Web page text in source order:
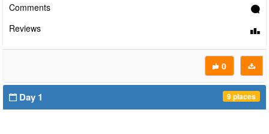
Comments
Reviews
0
Day 1 9 places